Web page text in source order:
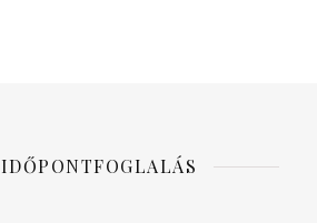
IDŐPONTFOGLALÁS